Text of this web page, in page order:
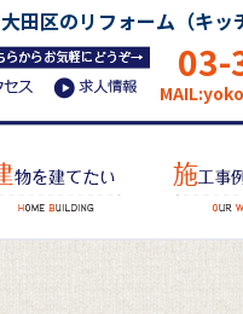
大田区のリフォーム（キ
03-